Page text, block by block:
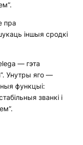
пра
іншыя сродкі
— гэта
Унутры яго —
функцыі:
званкі і